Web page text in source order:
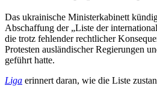
Das ukrai­ni­sche Minis­ter­ka­bi­nett
Abschaf­fung der „Liste der
die trotz feh­len­der recht­li­cher
Pro­tes­ten aus­län­di­scher Regie­run­gen
geführt hatte.
Liga erin­nert daran, wie die Liste